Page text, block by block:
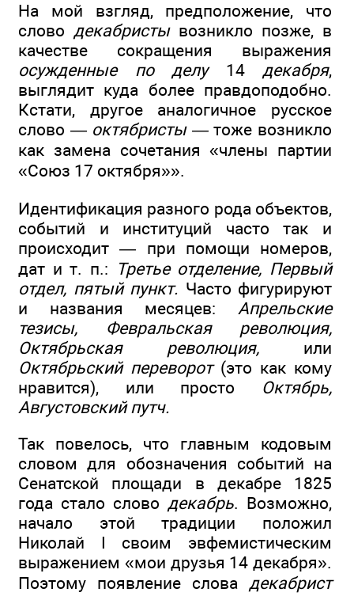
На мой взгляд, предположение, что
слово декабристывозникло позже, в
качестве сокращения выражения
осужденные по делу14 декабря,
выглядит куда более правдоподобно.
Кстати, другое аналогичное русское
слово — октябристы —тоже возникло
как замена сочетания «члены партии
«Союз 17 октября»».
Идентификация разного рода объектов,
событий и институций часто так и
происходит — при помощи номеров,
дат и т. п.: Третье отделение, Первый
отдел, пятый пункт. Часто фигурируют
и названия месяцев: Апрельские
тезисы, Февральская революция,
Октябрьская революция, или
Октябрьский переворот(это как кому
нравится), или просто Октябрь,
Августовский путч.
Так повелось, что главным кодовым
словом для обозначения событий на
Сенатской площади в декабре 1825
года стало слово декабрь. Возможно,
начало этой традиции положил
Николай I своим эвфемистическим
выражением «мои друзья 14 декабря».
Поэтому появление слова декабрист